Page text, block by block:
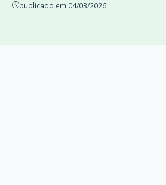
publicado em 04/03/2026